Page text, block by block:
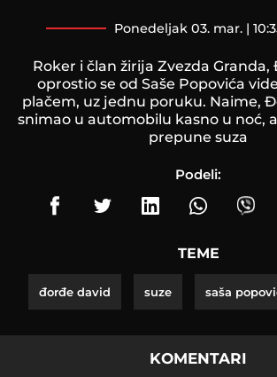
ponedeljak 03. mar. |
Roker i član žirija Zvezda
oprostio se od Saše Popovića
plačem, uz jednu poruku. Naime,
snimao u automobilu kasno u noć,
prepune suza
Podeli:
TEME
đorđe david suze saša
KOMENTARI